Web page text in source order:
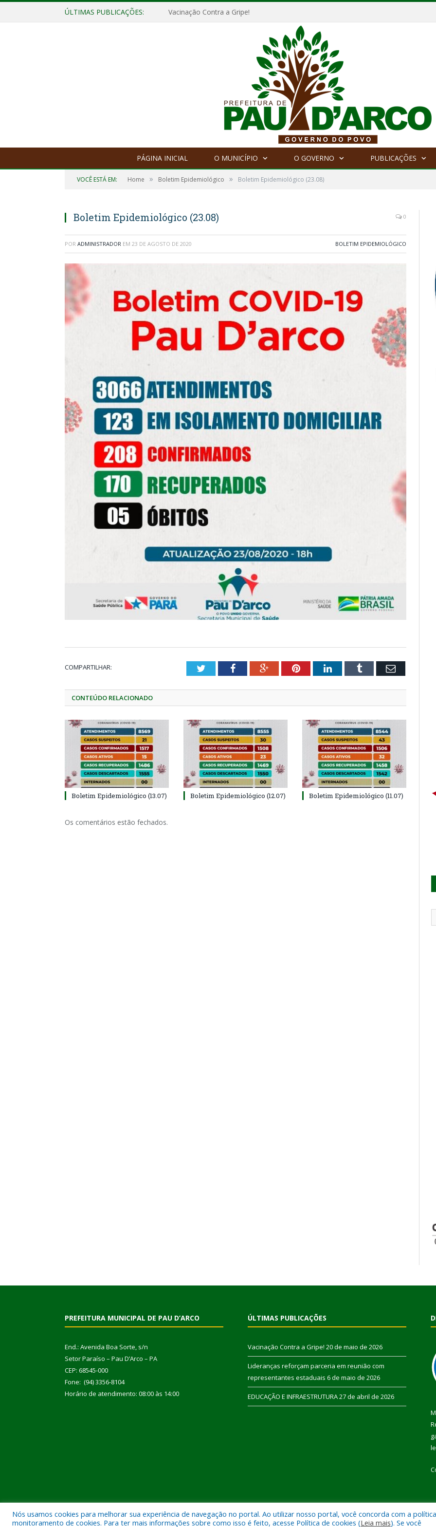
ÚLTIMAS PUBLICAÇÕES: Vacinação Contra a Gripe!
PÁGINA INICIAL O MUNICÍPIO O GOVERNO PUBLICAÇÕES
VOCÊ ESTÁ EM: Home » Boletim Epidemiológico » Boletim Epidemiológico (23.08)
Boletim Epidemiológico (23.08) 0
POR ADMINISTRADOR EM 23 DE AGOSTO DE 2020 BOLETIM EPIDEMIOLÓGICO
COMPARTILHAR: TwitterFacebookGoogle+PinterestLinkedInTumblr Email
CONTEÚDO RELACIONADO
Boletim Epidemiológico (13.07) Boletim Epidemiológico (12.07) Boletim Epidemiológico (11.07)
Os comentários estão fechados.
PREFEITURA MUNICIPAL DE PAU D’ARCO
End.: Avenida Boa Sorte, s/n
Setor Paraíso – Pau D’Arco – PA
CEP: 68545-000
Fone: (94) 3356-8104
Horário de atendimento: 08:00 às 14:00
ÚLTIMAS PUBLICAÇÕES
Vacinação Contra a Gripe! 20 de maio de 2026
Lideranças reforçam parceria em reunião com
representantes estaduais 6 de maio de 2026
EDUCAÇÃO E INFRAESTRUTURA27 de abril de 2026
Todos os direitos reservados a Prefeitura Municipal de Pau D’Arco. Mapa do Site
Nós usamos cookies para melhorar sua experiência de navegação no portal. Ao utilizar nosso portal, você concorda com a
monitoramento de cookies. Para ter mais informações sobre como isso é feito, acesse Política de cookies (Leia mais). Se você